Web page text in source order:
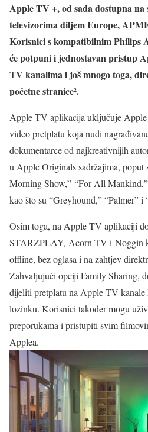
Apple TV +, od sada dostupna
televizorima diljem Europe,
Korisnici s kompatibilnim Philips
će potpuni i jednostavan pristup
TV kanalima i još mnogo toga,
početne stranice².
Apple TV aplikacija uključuje
video pretplatu koja nudi
dokumentarce od najkreativnijih
u Apple Originals sadržajima, poput
Morning Show,” “For All
kao što su “Greyhound,” “Palmer” i
Osim toga, na Apple TV aplikaciji
STARZPLAY, Acorn TV i Noggin
offline, bez oglasa i na zahtjev
Zahvaljujući opciji Family Sharing,
dijeliti pretplatu na Apple TV
lozinku. Korisnici također mogu
preporukama i pristupiti svim
Applea.